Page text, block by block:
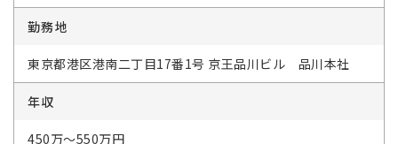
勤務地
東京都港区港南二丁目17番1号 京王品川ビル 品川本社
年収
450万～550万円